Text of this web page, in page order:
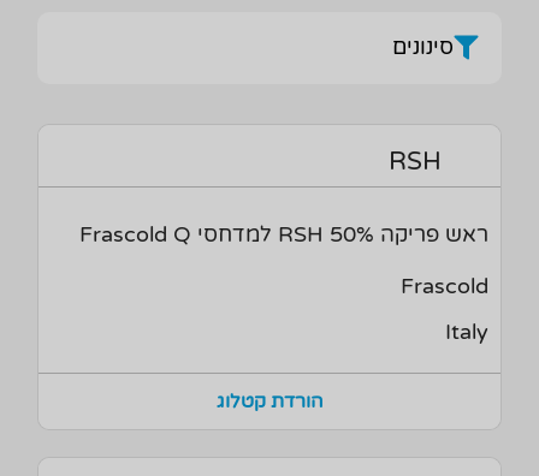
סינונים
RSH
ראש פריקה 50% RSH למדחסי Frascold Q
Frascold
Italy
הורדת קטלוג